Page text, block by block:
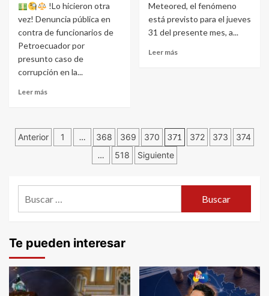
!Lo hicieron otra
vez! Denuncia pública en
contra de funcionarios de
Petroecuador por
presunto caso de
corrupción en la...
Leer más
Meteored, el fenómeno
está previsto para el jueves
31 del presente mes, a...
Leer más
Navegación
entradas
Anterior 1 … 368 369 370 371 372 373
374
…
518 Siguiente
Te pueden interesar